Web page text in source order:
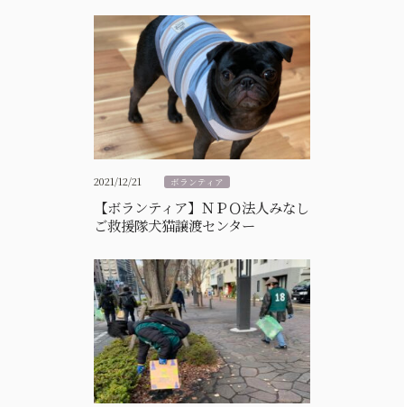
2021/12/21 ボランティア
【ボランティア】ＮＰＯ法人みなし
ご救援隊犬猫譲渡センター